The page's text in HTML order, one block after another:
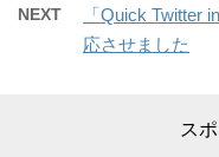
NEXT
「Quick Twitter
応させました
ス